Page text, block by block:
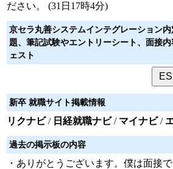
ださい。 (31日17時4分)
京セラ丸善システムインテグレーション
題、筆記試験やエントリーシート、面接
ェスト
新卒 就職サイト掲載情報
リクナビ/ 日経就職ナビ/ マイナビ/
過去の掲示板の内容
・ありがとうございます。僕は面接